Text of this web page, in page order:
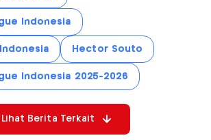
Indonesia
Hector Souto
Indonesia 2025-2026
Lihat Berita Terkait